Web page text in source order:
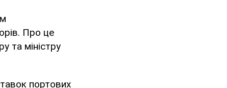
Про це
та міністру
портових